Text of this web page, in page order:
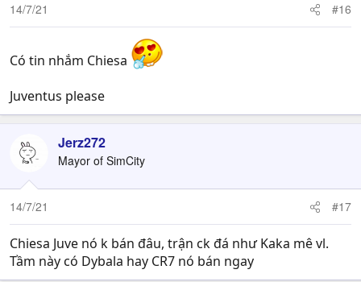
14/7/21 #16
Có tin nhắm Chiesa
Juventus please
Jerz272
Mayor of SimCity
14/7/21 #17
Chiesa Juve nó k bán đâu, trận ck đá như Kaka mê vl.
Tầm này có Dybala hay CR7 nó bán ngay